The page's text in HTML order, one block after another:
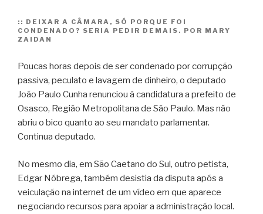
:: DEIXAR A CÂMARA, SÓ PORQUE FOI
CONDENADO? SERIA PEDIR DEMAIS. POR MARY
ZAIDAN
Poucas horas depois de ser condenado por corrupção
passiva, peculato e lavagem de dinheiro, o deputado
João Paulo Cunha renunciou à candidatura a prefeito de
Osasco, Região Metropolitana de São Paulo. Mas não
abriu o bico quanto ao seu mandato parlamentar.
Continua deputado.
No mesmo dia, em São Caetano do Sul, outro petista,
Edgar Nóbrega, também desistia da disputa após a
veiculação na internet de um vídeo em que aparece
negociando recursos para apoiar a administração local.